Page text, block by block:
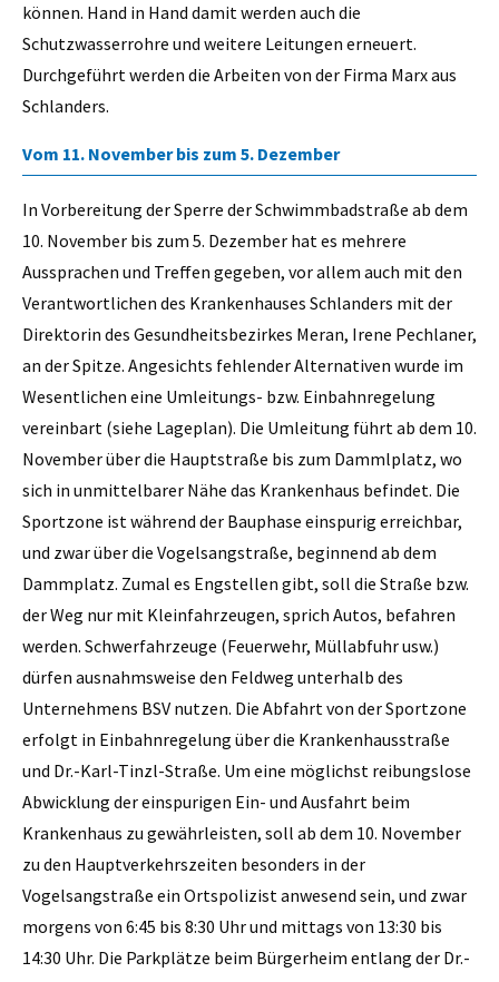
können. Hand in Hand damit werden auch die
Schutzwasserrohre und weitere Leitungen erneuert.
Durchgeführt werden die Arbeiten von der Firma Marx aus
Schlanders.
Vom 11. November bis zum 5. Dezember
In Vorbereitung der Sperre der Schwimmbadstraße ab dem
10. November bis zum 5. Dezember hat es mehrere
Aussprachen und Treffen gegeben, vor allem auch mit den
Verantwortlichen des Krankenhauses Schlanders mit der
Direktorin des Gesundheitsbezirkes Meran, Irene Pechlaner,
an der Spitze. Angesichts fehlender Alternativen wurde im
Wesentlichen eine Umleitungs- bzw. Einbahnregelung
vereinbart (siehe Lageplan). Die Umleitung führt ab dem 10.
November über die Hauptstraße bis zum Dammlplatz, wo
sich in unmittelbarer Nähe das Krankenhaus befindet. Die
Sportzone ist während der Bauphase einspurig erreichbar,
und zwar über die Vogelsangstraße, beginnend ab dem
Dammplatz. Zumal es Engstellen gibt, soll die Straße bzw.
der Weg nur mit Kleinfahrzeugen, sprich Autos, befahren
werden. Schwerfahrzeuge (Feuerwehr, Müllabfuhr usw.)
dürfen ausnahmsweise den Feldweg unterhalb des
Unternehmens BSV nutzen. Die Abfahrt von der Sportzone
erfolgt in Einbahnregelung über die Krankenhausstraße
und Dr.-Karl-Tinzl-Straße. Um eine möglichst reibungslose
Abwicklung der einspurigen Ein- und Ausfahrt beim
Krankenhaus zu gewährleisten, soll ab dem 10. November
zu den Hauptverkehrszeiten besonders in der
Vogelsangstraße ein Ortspolizist anwesend sein, und zwar
morgens von 6:45 bis 8:30 Uhr und mittags von 13:30 bis
14:30 Uhr. Die Parkplätze beim Bürgerheim entlang der Dr.-